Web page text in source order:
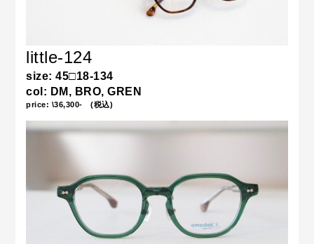
little-124
size: 45□18-134
col: DM, BRO, GREN
price: \36,300- (税込)